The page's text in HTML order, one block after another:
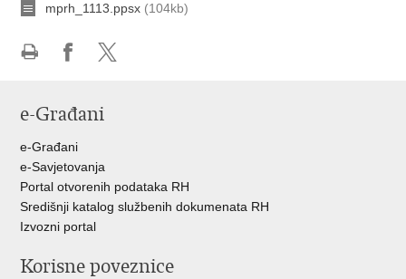
mprh_1113.ppsx (104kb)
FacebookuTwitteru
e-Građani
e-Građani
e-Savjetovanja
Portal otvorenih podataka RH
Središnji katalog službenih dokumenata RH
Izvozni portal
Korisne poveznice